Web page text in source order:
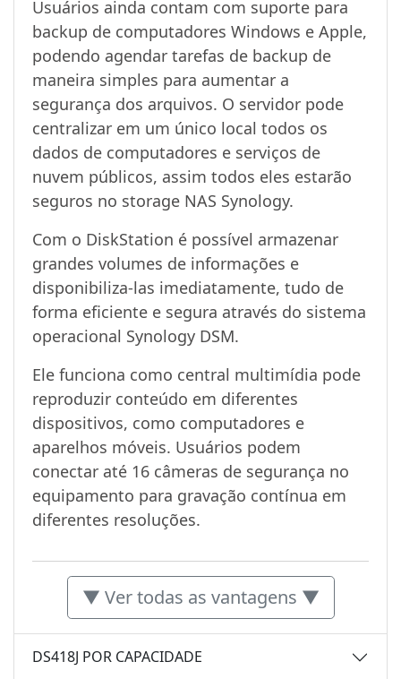
Usuários ainda contam com suporte para
backup de computadores Windows e Apple,
podendo agendar tarefas de backup de
maneira simples para aumentar a
segurança dos arquivos. O servidor pode
centralizar em um único local todos os
dados de computadores e serviços de
nuvem públicos, assim todos eles estarão
seguros no storage NAS Synology.
Com o DiskStation é possível armazenar
grandes volumes de informações e
disponibiliza-las imediatamente, tudo de
forma eficiente e segura através do sistema
operacional Synology DSM.
Ele funciona como central multimídia pode
reproduzir conteúdo em diferentes
dispositivos, como computadores e
aparelhos móveis. Usuários podem
conectar até 16 câmeras de segurança no
equipamento para gravação contínua em
diferentes resoluções.
▼ Ver todas as vantagens ▼
DS418J POR CAPACIDADE